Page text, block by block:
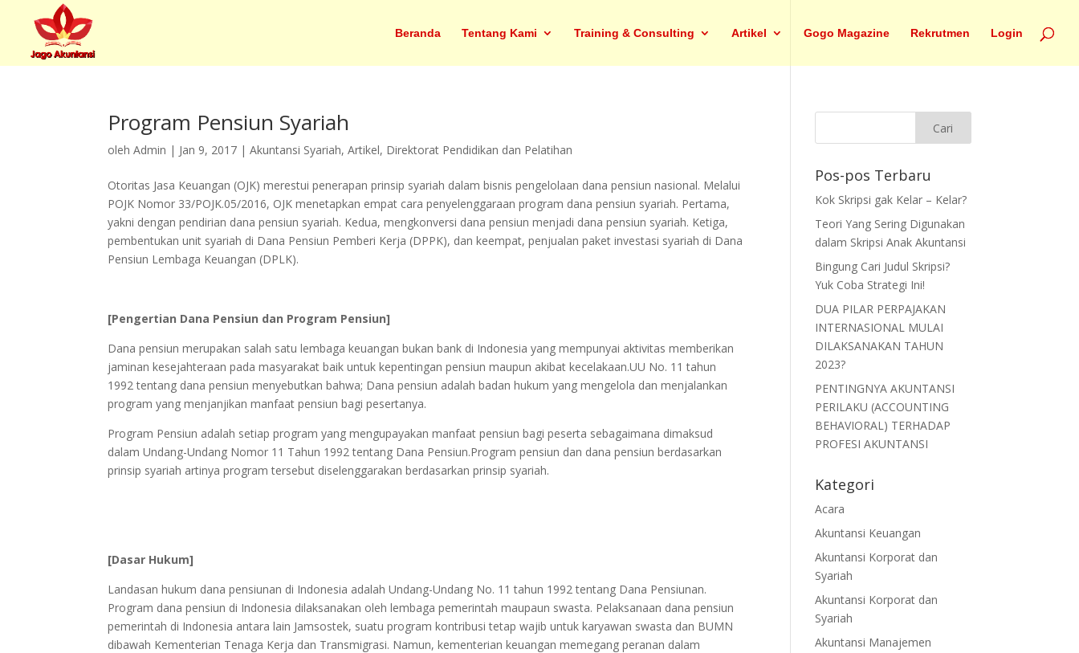
Beranda Tentang Kami Training & Consulting Artikel Gogo Magazine Rekrutmen Login
Program Pensiun Syariah
olehAdmin | Jan 9, 2017 |Akuntansi Syariah,Artikel, Direktorat Pendidikan dan Pelatihan
Otoritas Jasa Keuangan (OJK) merestui penerapan prinsip syariah dalam bisnis pengelolaan dana pensiun nasional. Melalui
POJK Nomor 33/POJK.05/2016, OJK menetapkan empat cara penyelenggaraan program dana pensiun syariah. Pertama,
yakni dengan pendirian dana pensiun syariah. Kedua, mengkonversi dana pensiun menjadi dana pensiun syariah. Ketiga,
pembentukan unit syariah di Dana Pensiun Pemberi Kerja (DPPK), dan keempat, penjualan paket investasi syariah di Dana
Pensiun Lembaga Keuangan (DPLK).
[Pengertian Dana Pensiun dan Program Pensiun]
Dana pensiun merupakan salah satu lembaga keuangan bukan bank di Indonesia yang mempunyai aktivitas memberikan
jaminan kesejahteraan pada masyarakat baik untuk kepentingan pensiun maupun akibat kecelakaan.UU No. 11 tahun
1992 tentang dana pensiun menyebutkan bahwa; Dana pensiun adalah badan hukum yang mengelola dan menjalankan
program yang menjanjikan manfaat pensiun bagi pesertanya.
Program Pensiun adalah setiap program yang mengupayakan manfaat pensiun bagi peserta sebagaimana dimaksud
dalam Undang-Undang Nomor 11 Tahun 1992 tentang Dana Pensiun.Program pensiun dan dana pensiun berdasarkan
prinsip syariah artinya program tersebut diselenggarakan berdasarkan prinsip syariah.
[Dasar Hukum]
Landasan hukum dana pensiunan di Indonesia adalah Undang-Undang No. 11 tahun 1992 tentang Dana Pensiunan.
Program dana pensiun di Indonesia dilaksanakan oleh lembaga pemerintah maupaun swasta. Pelaksanaan dana pensiun
pemerintah di Indonesia antara lain Jamsostek, suatu program kontribusi tetap wajib untuk karyawan swasta dan BUMN
dibawah Kementerian Tenaga Kerja dan Transmigrasi. Namun, kementerian keuangan memegang peranan dalam
Pos-pos Terbaru
Kok Skripsi gak Kelar – Kelar?
Teori Yang Sering Digunakan
dalam Skripsi Anak Akuntansi
Bingung Cari Judul Skripsi?
Yuk Coba Strategi Ini!
DUA PILAR PERPAJAKAN
INTERNASIONAL MULAI
DILAKSANAKAN TAHUN
2023?
PENTINGNYA AKUNTANSI
PERILAKU (ACCOUNTING
BEHAVIORAL) TERHADAP
PROFESI AKUNTANSI
Kategori
Acara
Akuntansi Keuangan
Akuntansi Korporat dan
Syariah
Akuntansi Korporat dan
Syariah
Akuntansi Manajemen